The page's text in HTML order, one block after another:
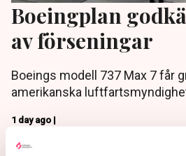
Boeingplan
av förseningar
Boeings modell 737 Max 7 får
amerikanska
1 day ago |